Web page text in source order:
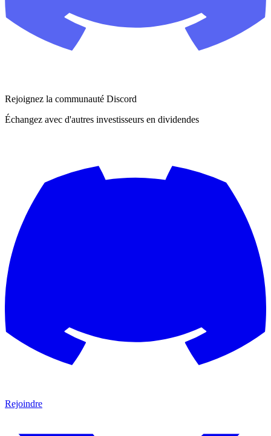
Rejoignez la communauté Discord
Échangez avec d'autres investisseurs en dividendes
Rejoindre